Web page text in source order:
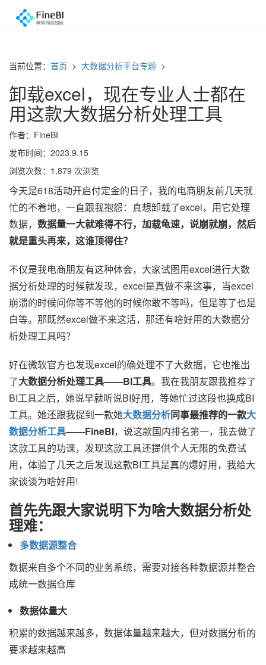
当前位置： 首页 > 大数据分析平台专题 >
卸载excel，现在专业人士都在
用这款大数据分析处理工具
作者：FineBI
发布时间：2023.9.15
浏览次数：1,879 次浏览
今天是618活动开启付定金的日子，我的电商朋友前几天就
忙的不着地，一直跟我抱怨：真想卸载了excel，用它处理
数据， 数据量一大就难得不行，加载龟速，说崩就崩，然后
就是重头再来，这谁顶得住？
不仅是我电商朋友有这种体会，大家试图用excel进行大数
据分析处理的时候就发现，excel是真做不来这事，当excel
崩溃的时候问你等不等他的时候你敢不等吗，但是等了也是
白等。那既然excel做不来这活，那还有啥好用的大数据分
析处理工具吗？
好在微软官方也发现excel的确处理不了大数据，它也推出
了大数据分析处理工具——BI工具。我在我朋友跟我推荐了
BI工具之后，她说早就听说BI好用，等她忙过这段也换成BI
工具。她还跟我提到一款她大数据分析同事最推荐的一款大
数据分析工具——FineBI，说这款国内排名第一，我去做了
这款工具的功课，发现这款工具还提供个人无限的免费试
用，体验了几天之后发现这款BI工具是真的爆好用，我给大
家谈谈为啥好用!
首先先跟大家说明下为啥大数据分析处
理难：
多数据源整合
数据来自多个不同的业务系统，需要对接各种数据源并整合
成统一数据仓库
数据体量大
积累的数据越来越多，数据体量越来越大，但对数据分析的
要求越来越高